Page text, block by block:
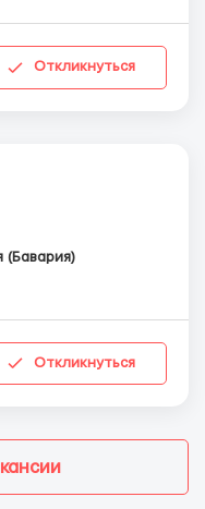
Откликнуться
(Бавария)
Откликнуться